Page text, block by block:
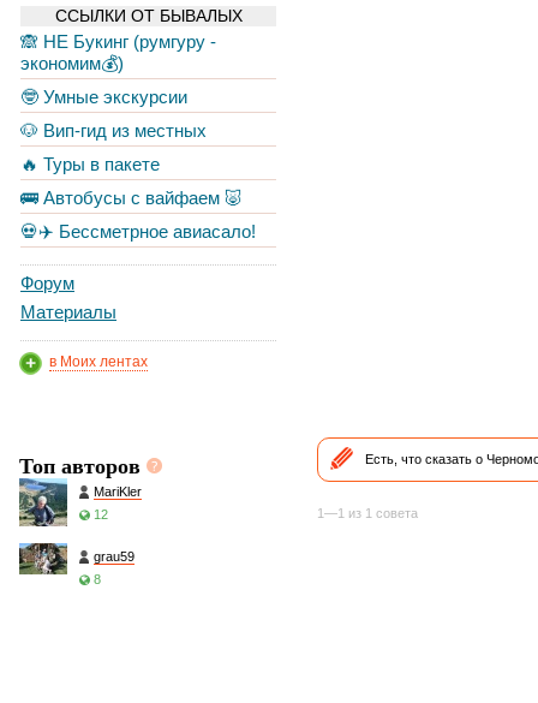
ССЫЛКИ ОТ БЫВАЛЫХ
🙈 НЕ Букинг (румгуру -
экономим💰)
🤓 Умные экскурсии
🐶 Вип-гид из местных
🔥 Туры в пакете
🚌 Автобусы с вайфаем 🐷
💀✈️ Бессметрное авиасало!
Форум
Материалы
в Моих лентах
Топ авторов
MariKler
12
grau59
8
Есть, что сказать о
1—1 из 1 совета